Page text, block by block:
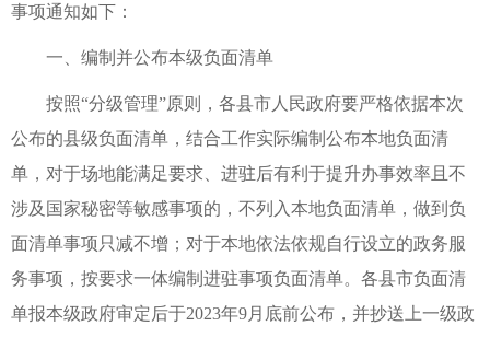
事项通知如下：
一、编制并公布本级负面清单
按照“分级管理”原则，各县市人民政府要严格依据本次
公布的县级负面清单，结合工作实际编制公布本地负面清
单，对于场地能满足要求、进驻后有利于提升办事效率且不
涉及国家秘密等敏感事项的，不列入本地负面清单，做到负
面清单事项只减不增；对于本地依法依规自行设立的政务服
务事项，按要求一体编制进驻事项负面清单。各县市负面清
单报本级政府审定后于2023年9月底前公布，并抄送上一级政